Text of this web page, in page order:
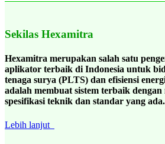
Sekilas Hexamitra
Hexamitra merupakan salah satu
aplikator terbaik di Indonesia untuk
tenaga surya (PLTS) dan efisiensi
adalah membuat sistem terbaik dengan
spesifikasi teknik dan standar yang ada.
Lebih lanjut